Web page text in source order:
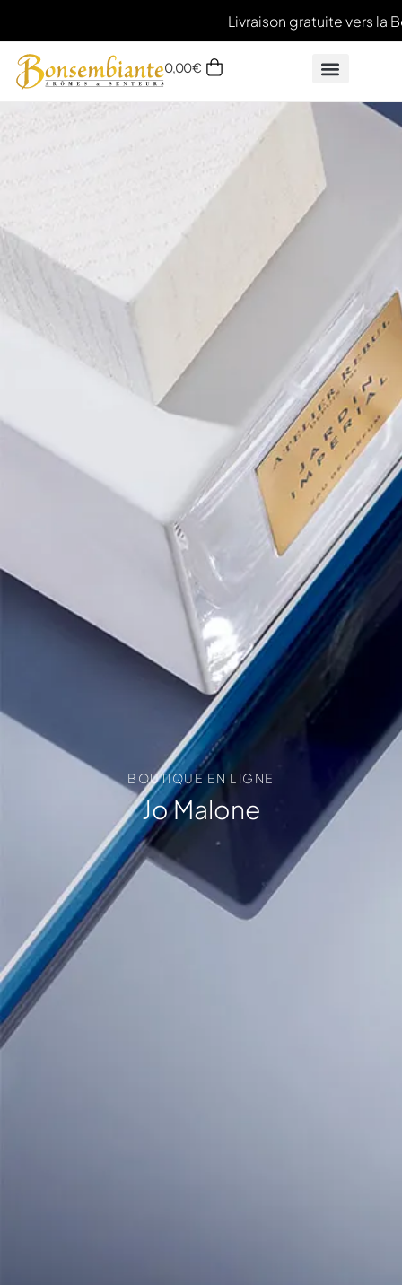
Livraison gratuite vers la
0,00€
BOUTIQUE EN LIGNE
Jo Malone